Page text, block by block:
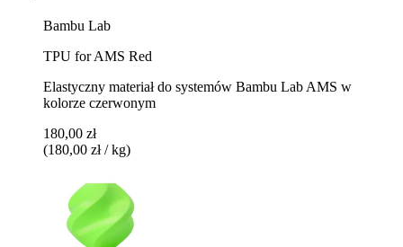
Bambu Lab
TPU for AMS Red
Elastyczny materiał do systemów Bambu Lab AMS w
kolorze czerwonym
180,00 zł
(180,00 zł / kg)